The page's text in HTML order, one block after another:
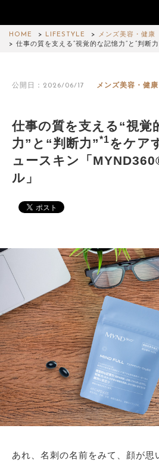
HOME LIFESTYLE
メンズ美容・健康
仕事の質を支える“視覚的な記憶力”と“判断力
公開日：2026/06/17 メンズ美容・健康
仕事の質を支える“視覚
力”と“判断力”*1をケア
ュースキン「
ル」
あれ、名刺の名前をみて、顔が